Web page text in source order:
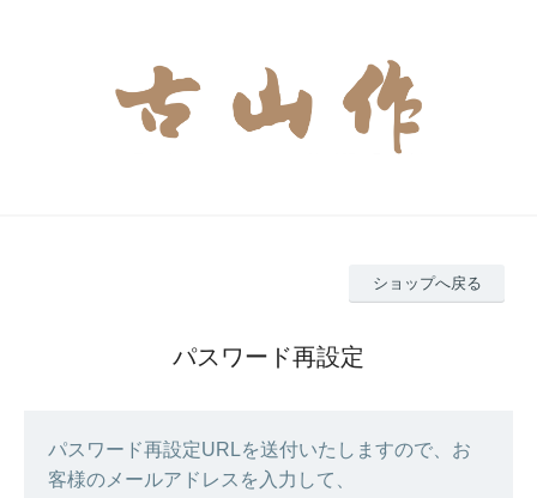
ショップへ戻る
パスワード再設定
パスワード再設定URLを送付いたしますので、お
客様のメールアドレスを入力して、